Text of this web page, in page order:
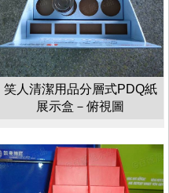
笑人清潔用品分層式PDQ紙
展示盒－俯視圖